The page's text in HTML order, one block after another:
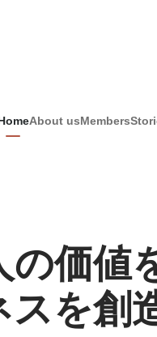
About usMembers
価値
を創